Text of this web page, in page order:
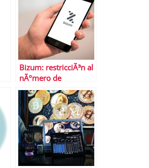
Bizum: restricciÃ³n al
nÃºmero de
operaciones